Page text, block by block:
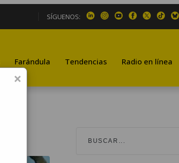
SÍGUENOS:
Farándula Tendencias Radio en línea
×